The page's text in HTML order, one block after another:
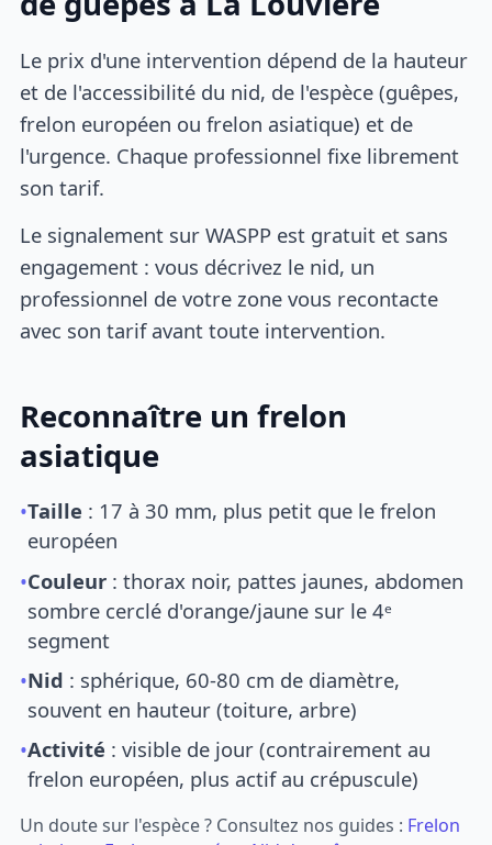
Le prix d'une intervention dépend de la hauteur
et de l'accessibilité du nid, de l'espèce (guêpes,
frelon européen ou frelon asiatique) et de
l'urgence. Chaque professionnel fixe librement
son tarif.
Le signalement sur WASPP est gratuit et sans
engagement : vous décrivez le nid, un
professionnel de votre zone vous recontacte
avec son tarif avant toute intervention.
Reconnaître un frelon
asiatique
•Taille : 17 à 30 mm, plus petit que le frelon
européen
•Couleur : thorax noir, pattes jaunes, abdomen
sombre cerclé d'orange/jaune sur le 4ᵉ
segment
•Nid : sphérique, 60-80 cm de diamètre,
souvent en hauteur (toiture, arbre)
•Activité : visible de jour (contrairement au
frelon européen, plus actif au crépuscule)
Un doute sur l'espèce ? Consultez nos guides : Frelon